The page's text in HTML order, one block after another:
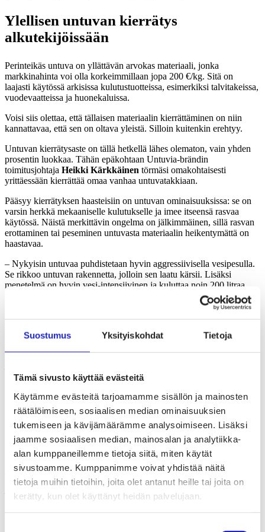
Suostumus Yksityiskohdat Tietoja
Tämä sivusto käyttää evästeitä
Käytämme evästeitä tarjoamamme sisällön ja mainosten
räätälöimiseen, sosiaalisen median ominaisuuksien
tukemiseen ja kävijämäärämme analysoimiseen. Lisäksi
jaamme sosiaalisen median, mainosalan ja analytiikka-
alan kumppaneillemme tietoja siitä, miten käytät
sivustoamme. Kumppanimme voivat yhdistää näitä
tietoja muihin tietoihin, joita olet antanut heille tai joita on
kerätty, kun olet käyttänyt heidän palvelujaan.
Ylellisen untuvan kierrätys
alkutekijöissään
Perinteikäs untuva on yllättävän arvokas materiaali, jonka
markkinahinta voi olla korkeimmillaan jopa 200 €/kg. Sitä on
laajasti käytössä arkisissa kulutustuotteissa, esimerkiksi talvitakeissa,
vuodevaatteissa ja huonekaluissa.
Voisi siis olettaa, että tällaisen materiaalin kierrättäminen on niin
kannattavaa, että sen on oltava yleistä. Silloin kuitenkin erehtyy.
Untuvan kierrätysaste on tällä hetkellä lähes olematon, vain yhden
prosentin luokkaa. Tähän epäkohtaan Untuvia-brändin
toimitusjohtaja Heikki Kärkkäinen törmäsi omakohtaisesti
yrittäessään kierrättää omaa vanhaa untuvatakkiaan.
Pääsyy kierrätyksen haasteisiin on untuvan ominaisuuksissa: se on
varsin herkkä mekaaniselle kulutukselle ja imee itseensä rasvaa
käytössä. Näistä merkittävin ongelma on jälkimmäinen, sillä rasvan
erottaminen tai peseminen untuvasta materiaalin heikentymättä on
haastavaa.
– Nykyisin untuvaa puhdistetaan hyvin aggressiivisella vesipesulla.
Se rikkoo untuvan rakennetta, jolloin sen laatu kärsii. Lisäksi
menetelmä on hyvin vesi-intensiivinen ja kuluttaa noin 200 litraa
superkriittisessä tilassa – nesteen ja kaasun välimuodossa – olevaan
hiilidioksidi vapautuu taas kaasumuotoon, niin rasva on irronnut
kierrätysuntuvan laatua, ja on täysin vedetön.
“Monet kansainväliset brändit ovat ilmoittaneet
halustaan siirtyä kokonaan kierrätettyyn untuvaan.”
Untuvia on onnistunut puhdistamaan koe-eriä, joiden tulokset ovat
olleet erinomaisia ja joita on pystytty toimittamaan jo potentiaalisille
asiakkaille.
– Meidän aiheuttama innostus ja kiinnostus on ollut jopa
hämmentävän suurta. Kysyntä tulee olemaan isoa, sillä monet
kansainväliset brändit ovat ilmoittaneet halustaan siirtyä kokonaan